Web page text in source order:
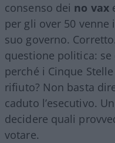
consenso dei no vax
per gli over 50
suo governo.
questione politica: se
perché i Cinque
rifiuto? Non basta
caduto l’esecutivo.
decidere quali
votare.